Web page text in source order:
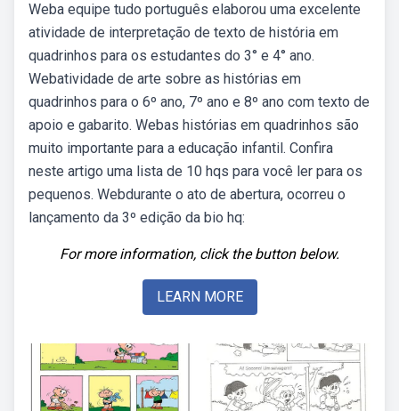
Weba equipe tudo português elaborou uma excelente
atividade de interpretação de texto de história em
quadrinhos para os estudantes do 3° e 4° ano.
Webatividade de arte sobre as histórias em
quadrinhos para o 6º ano, 7º ano e 8º ano com texto de
apoio e gabarito. Webas histórias em quadrinhos são
muito importante para a educação infantil. Confira
neste artigo uma lista de 10 hqs para você ler para os
pequenos. Webdurante o ato de abertura, ocorreu o
lançamento da 3º edição da bio hq:
For more information, click the button below.
LEARN MORE